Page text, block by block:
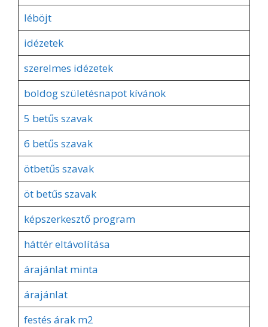
léböjt
idézetek
szerelmes idézetek
boldog születésnapot kívánok
5 betűs szavak
6 betűs szavak
ötbetűs szavak
öt betűs szavak
képszerkesztő program
háttér eltávolítása
árajánlat minta
árajánlat
festés árak m2